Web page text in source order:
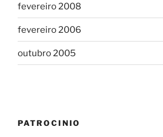
fevereiro 2008
fevereiro 2006
outubro 2005
PATROCINIO